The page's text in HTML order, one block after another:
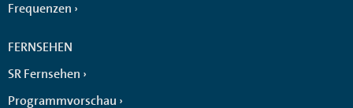
Frequenzen
FERNSEHEN
SR Fernsehen
Programmvorschau